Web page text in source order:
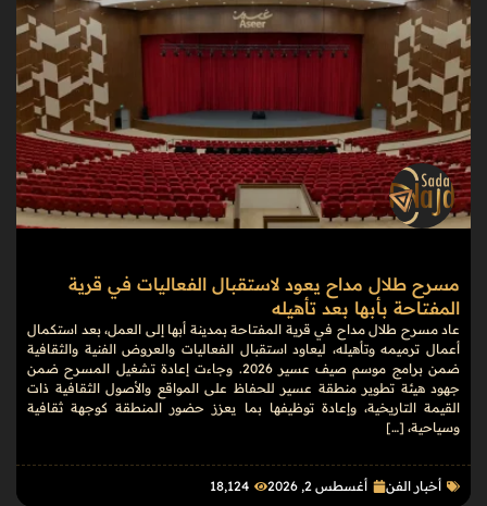
مسرح طلال مداح يعود لاستقبال الفعاليات في قرية
المفتاحة بأبها بعد تأهيله
عاد مسرح طلال مداح في قرية المفتاحة بمدينة أبها إلى العمل، بعد استكمال
أعمال ترميمه وتأهيله، ليعاود استقبال الفعاليات والعروض الفنية والثقافية
ضمن برامج موسم صيف عسير 2026. وجاءت إعادة تشغيل المسرح ضمن
جهود هيئة تطوير منطقة عسير للحفاظ على المواقع والأصول الثقافية ذات
القيمة التاريخية، وإعادة توظيفها بما يعزز حضور المنطقة كوجهة ثقافية
وسياحية، […]
أخبار الفن أغسطس 2, 2026 18٬124